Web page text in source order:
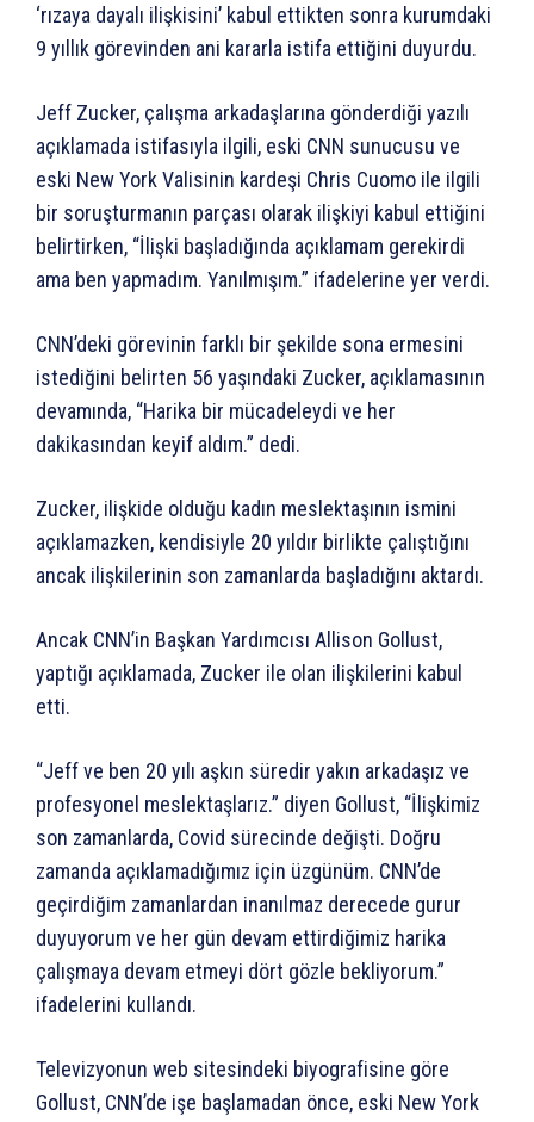
‘rızaya dayalı ilişkisini’ kabul ettikten sonra kurumdaki
9 yıllık görevinden ani kararla istifa ettiğini duyurdu.
Jeff Zucker, çalışma arkadaşlarına gönderdiği yazılı
açıklamada istifasıyla ilgili, eski CNN sunucusu ve
eski New York Valisinin kardeşi Chris Cuomo ile ilgili
bir soruşturmanın parçası olarak ilişkiyi kabul ettiğini
belirtirken, “İlişki başladığında açıklamam gerekirdi
ama ben yapmadım. Yanılmışım.” ifadelerine yer verdi.
CNN’deki görevinin farklı bir şekilde sona ermesini
istediğini belirten 56 yaşındaki Zucker, açıklamasının
devamında, “Harika bir mücadeleydi ve her
dakikasından keyif aldım.” dedi.
Zucker, ilişkide olduğu kadın meslektaşının ismini
açıklamazken, kendisiyle 20 yıldır birlikte çalıştığını
ancak ilişkilerinin son zamanlarda başladığını aktardı.
Ancak CNN’in Başkan Yardımcısı Allison Gollust,
yaptığı açıklamada, Zucker ile olan ilişkilerini kabul
etti.
“Jeff ve ben 20 yılı aşkın süredir yakın arkadaşız ve
profesyonel meslektaşlarız.” diyen Gollust, “İlişkimiz
son zamanlarda, Covid sürecinde değişti. Doğru
zamanda açıklamadığımız için üzgünüm. CNN’de
geçirdiğim zamanlardan inanılmaz derecede gurur
duyuyorum ve her gün devam ettirdiğimiz harika
çalışmaya devam etmeyi dört gözle bekliyorum.”
ifadelerini kullandı.
Televizyonun web sitesindeki biyografisine göre
Gollust, CNN’de işe başlamadan önce, eski New York